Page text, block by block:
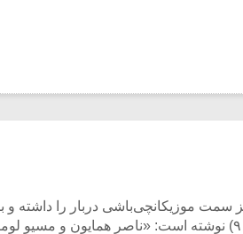
موزیکانچی‌باشی دربار را داشته
مظفرالین شاه به فرنگ سال ۱۳۱۷ هجری. ق. صفحه ۹۰) نوشته